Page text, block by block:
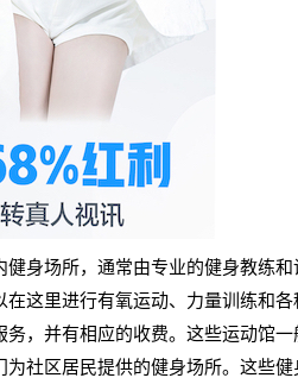
身场所，通常由专业的健身教练
这里进行有氧运动、力量训练和
，并有相应的收费。这些运动馆
社区居民提供的健身场所。这些